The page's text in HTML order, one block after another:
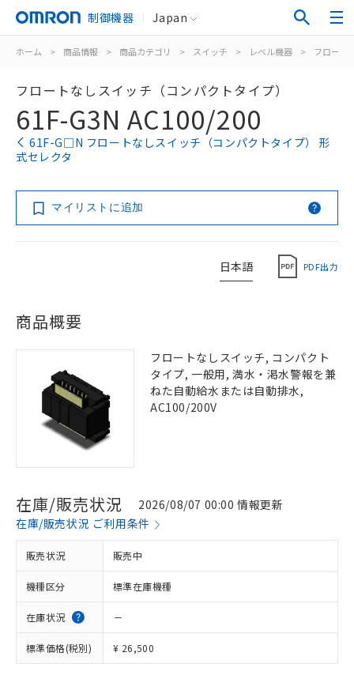
制御機器 Japan
ホーム > 商品情報 > 商品カテゴリ > スイッチ > レベル機器 > フロート
フロートなしスイッチ（コンパクトタイプ）
61F-G3N AC100/200
61F-G□N フロートなしスイッチ（コンパクトタイプ） 形
式セレクタ
マイリストに追加
日本語 PDF出力
商品概要
フロートなしスイッチ, コンパクト
タイプ, 一般用, 満水・渇水警報を兼
ねた自動給水または自動排水,
AC100/200V
在庫/販売状況
2026/08/07 00:00 情報更新
在庫/販売状況 ご利用条件
販売状況 販売中
機種区分 標準在庫機種
在庫状況 －
標準価格(税別) ¥ 26,500